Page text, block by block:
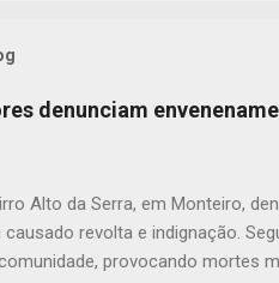
denunciam
Alto da Serra, em Monteiro,
revolta e indignação.
provocando mortes